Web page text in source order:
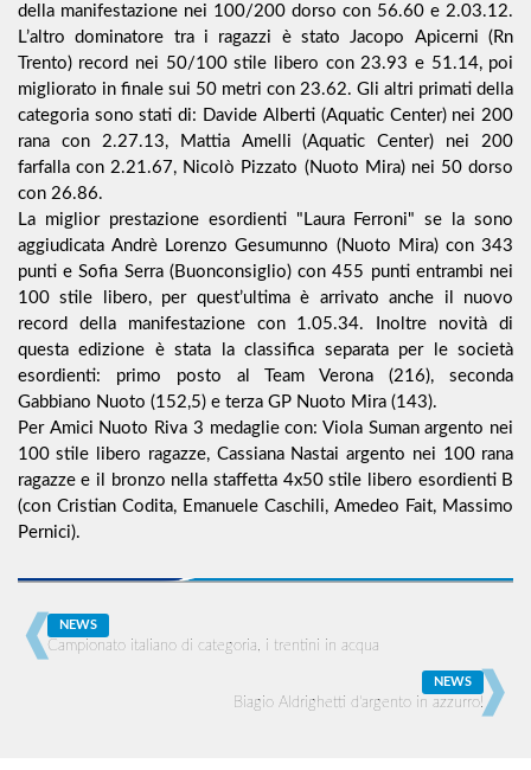
della manifestazione nei 100/200 dorso con 56.60 e 2.03.12.
L’altro dominatore tra i ragazzi è stato Jacopo Apicerni (Rn
Trento) record nei 50/100 stile libero con 23.93 e 51.14, poi
migliorato in finale sui 50 metri con 23.62. Gli altri primati della
categoria sono stati di: Davide Alberti (Aquatic Center) nei 200
rana con 2.27.13, Mattia Amelli (Aquatic Center) nei 200
farfalla con 2.21.67, Nicolò Pizzato (Nuoto Mira) nei 50 dorso
con 26.86.
La miglior prestazione esordienti "Laura Ferroni" se la sono
aggiudicata Andrè Lorenzo Gesumunno (Nuoto Mira) con 343
punti e Sofia Serra (Buonconsiglio) con 455 punti entrambi nei
100 stile libero, per quest’ultima è arrivato anche il nuovo
record della manifestazione con 1.05.34. Inoltre novità di
questa edizione è stata la classifica separata per le società
esordienti: primo posto al Team Verona (216), seconda
Gabbiano Nuoto (152,5) e terza GP Nuoto Mira (143).
Per Amici Nuoto Riva 3 medaglie con: Viola Suman argento nei
100 stile libero ragazze, Cassiana Nastai argento nei 100 rana
ragazze e il bronzo nella staffetta 4x50 stile libero esordienti B
(con Cristian Codita, Emanuele Caschili, Amedeo Fait, Massimo
Pernici).
NEWS
Campionato italiano di categoria, i trentini in acqua
NEWS
Biagio Aldrighetti d'argento in azzurro!